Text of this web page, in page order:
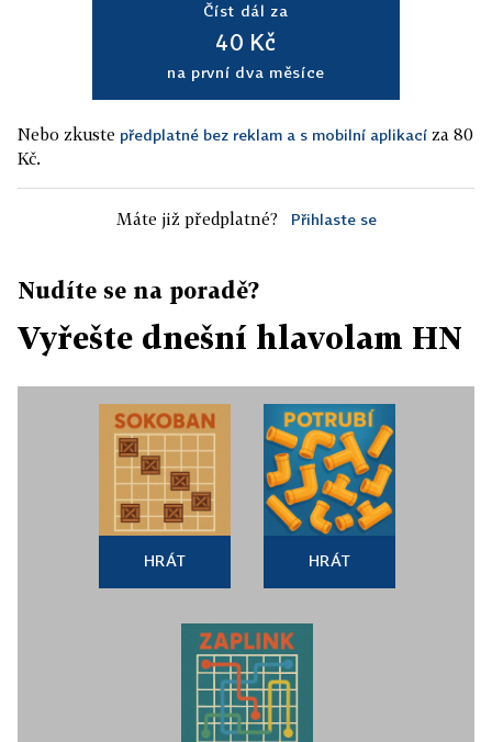
Číst dál za
40 Kč
na první dva měsíce
Nebo zkuste předplatné bez reklam a s mobilní aplikací za 80
Kč.
Máte již předplatné? Přihlaste se
Nudíte se na poradě?
Vyřešte dnešní hlavolam HN
HRÁT HRÁT